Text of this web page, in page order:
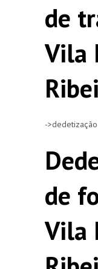
de
Vila
-
de
Vila